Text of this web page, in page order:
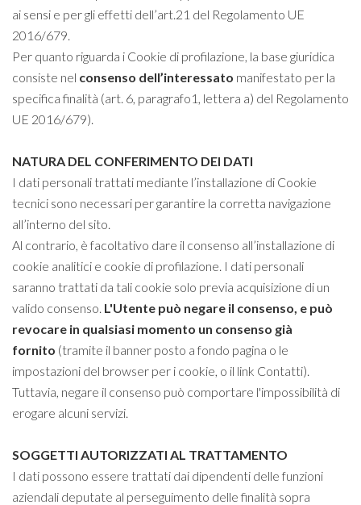
ai sensi e per gli effetti dell’art.21 del Regolamento UE
2016/679.
Per quanto riguarda i Cookie di profilazione, la base giuridica
consiste nel consenso dell’interessato manifestato per la
specifica finalità (art. 6, paragrafo1, lettera a) del Regolamento
UE 2016/679).
NATURA DEL CONFERIMENTO DEI DATI
I dati personali trattati mediante l’installazione di Cookie
tecnici sono necessari per garantire la corretta navigazione
all’interno del sito.
Al contrario, è facoltativo dare il consenso all’installazione di
cookie analitici e cookie di profilazione. I dati personali
saranno trattati da tali cookie solo previa acquisizione di un
valido consenso. L'Utente può negare il consenso, e può
revocare in qualsiasi momento un consenso già
fornito (tramite il banner posto a fondo pagina o le
impostazioni del browser per i cookie, o il link Contatti).
Tuttavia, negare il consenso può comportare l'impossibilità di
erogare alcuni servizi.
SOGGETTI AUTORIZZATI AL TRATTAMENTO
I dati possono essere trattati dai dipendenti delle funzioni
aziendali deputate al perseguimento delle finalità sopra